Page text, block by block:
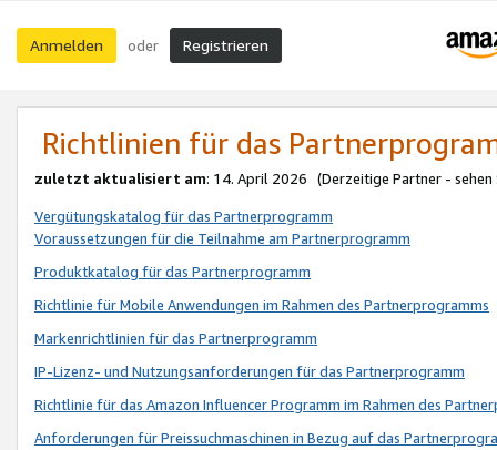
Anmelden oder Registrieren
Richtlinien für das
zuletzt aktualisiert am: 14. April 2026 (Derzeitige Partner - sehen
Vergütungskatalog für das Partnerprogramm
Voraussetzungen für die Teilnahme am Partnerprogramm
Produktkatalog für das Partnerprogramm
Richtlinie für Mobile Anwendungen im Rahmen des Partnerprogramms
Markenrichtlinien für das Partnerprogramm
IP-Lizenz- und Nutzungsanforderungen für das Partnerprogramm
Richtlinie für das Amazon Influencer Programm im Rahmen des
Anforderungen für Preissuchmaschinen in Bezug auf das